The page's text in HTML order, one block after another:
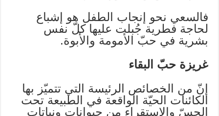
فالسعي نحو إنجاب الطفل هو إشباع
لحاجة فطرية جُبلت عليها كلّ نفس
بشرية في حبّ الأمومة والأبوة.
غريزة حبّ البقاء
إنّ من الخصائص الرئيسة التي تتميّز بها
الكائنات الحيّة الواقعة في الطبيعة تحت
الحسّ والاستقراء من حيوانات ونباتات